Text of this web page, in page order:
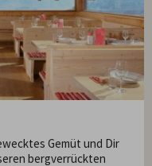
Gemüt und Dir
bergverrückten